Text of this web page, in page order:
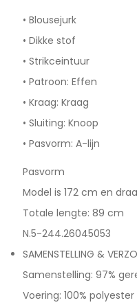
• Blousejurk
• Dikke stof
• Strikceintuur
• Patroon: Effen
• Kraag: Kraag
• Sluiting: Knoop
• Pasvorm: A-lijn
Pasvorm
Model is 172 cm en
Totale lengte: 89 cm
N.5-244.26045053
SAMENSTELLING &
Samenstelling: 97%
Voering: 100% polyester